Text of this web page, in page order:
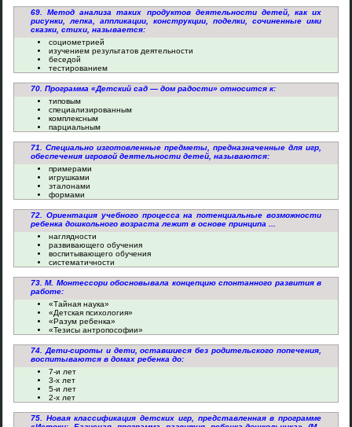
69. Метод анализа таких продуктов деятельности детей, как их
рисунки, лепка, аппликации, конструкции, поделки, сочиненные ими
сказки, стихи, называется:
социометрией
изучением результатов деятельности
беседой
тестированием
70. Программа «Детский сад — дом радости» относится к:
типовым
специализированным
комплексным
парциальным
71. Специально изготовленные предметы, предназначенные для игр,
обеспечения игровой деятельности детей, называются:
примерами
игрушками
эталонами
формами
72. Ориентация учебного процесса на потенциальные возможности
ребенка дошкольного возраста лежит в основе принципа ...
наглядности
развивающего обучения
воспитывающего обучения
систематичности
73. М. Монтессори обосновывала концепцию спонтанного развития в
работе:
«Тайная наука»
«Детская психология»
«Разум ребенка»
«Тезисы антропософии»
74. Дети-сироты и дети, оставшиеся без родительского попечения,
воспитываются в домах ребенка до:
7-и лет
3-х лет
5-и лет
2-х лет
75. Новая классификация детских игр, представленная в программе